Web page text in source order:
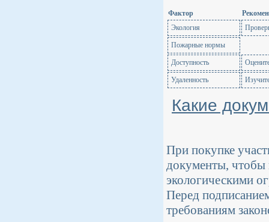
Фактор
Экология
Пожарные нормы
Доступность
Удаленность
Какие
При покупке
документы, чтобы
экологическими
Перед
требованиям